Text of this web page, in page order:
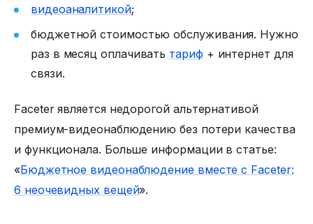
видеоаналитикой;
бюджетной стоимостью обслуживания. Нужно
раз в месяц оплачивать тариф + интернет для
связи.
Faceter является недорогой альтернативой
премиум-видеонаблюдению без потери качества
и функционала. Больше информации в статье:
«Бюджетное видеонаблюдение вместе с Faceter:
6 неочевидных вещей».